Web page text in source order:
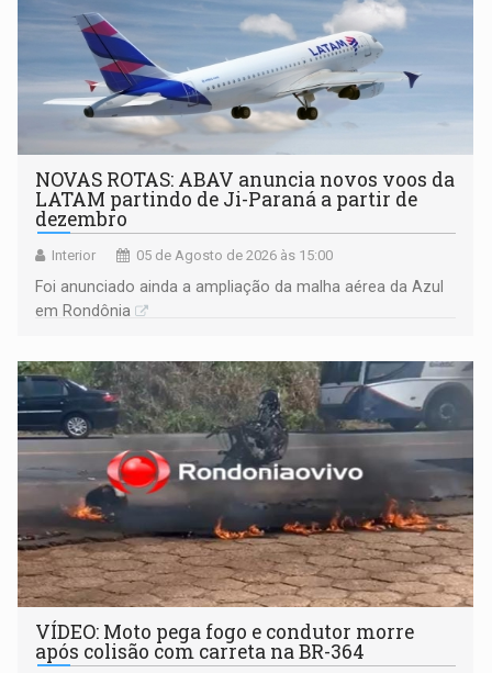
NOVAS ROTAS: ABAV anuncia novos voos da
LATAM partindo de Ji-Paraná a partir de
dezembro
Interior 05 de Agosto de 2026 às 15:00
Foi anunciado ainda a ampliação da malha aérea da Azul
em Rondônia
VÍDEO: Moto pega fogo e condutor morre
após colisão com carreta na BR-364